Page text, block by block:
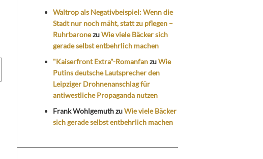
Waltrop als Negativbeispiel: Wenn die
Stadt nur noch mäht, statt zu pflegen –
RuhrbaronezuWie viele Bäcker sich
gerade selbst entbehrlich machen
"Kaiserfront Extra"-RomanfanzuWie
Putins deutsche Lautsprecher den
Leipziger Drohnenanschlag für
antiwestliche Propaganda nutzen
Frank WohlgemuthzuWie viele Bäcker
sich gerade selbst entbehrlich machen